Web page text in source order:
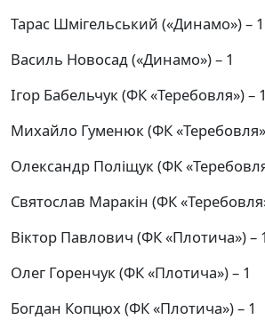
Тарас Шмігельський («Динамо») – 1
Василь Новосад («Динамо») – 1
Ігор Бабельчук (ФК «Теребовля») – 1
Михайло Гуменюк (ФК
Олександр Поліщук (ФК
Святослав Маракін (ФК
Віктор Павлович (ФК «Плотича») – 1
Олег Горенчук (ФК «Плотича») – 1
Богдан Копцюх (ФК «Плотича») – 1